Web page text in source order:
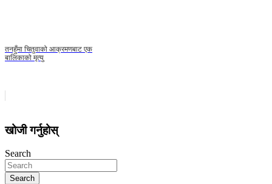
तनहुँमा चितुवाको आक्रमणबाट एक
बालिकाको मृत्यु
खोजी गर्नुहोस्
Search
Search